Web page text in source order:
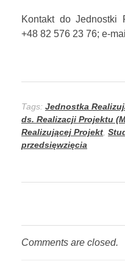
Kontakt do Jednostki
+48 82 576 23 76; e-
Tags: Jednostka
ds. Realizacji Projektu
Realizującej Projekt,
przedsięwzięcia
Comments are closed.